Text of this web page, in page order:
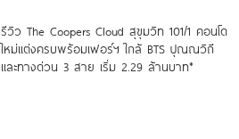
รีวิว The Coopers Cloud สุขุมวิท 101/1 คอนโด
ใหม่แต่งครบพร้อมเฟอร์ฯ ใกล้ BTS ปุณณวิถี
และทางด่วน 3 สาย เริ่ม 2.29 ล้านบาท*